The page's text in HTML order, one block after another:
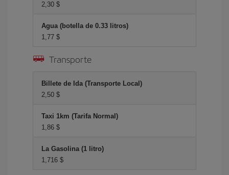
2,30 $
Agua (botella de 0.33 litros)
1,77 $
Transporte
Billete de Ida (Transporte Local)
2,50 $
Taxi 1km (Tarifa Normal)
1,86 $
La Gasolina (1 litro)
1,716 $